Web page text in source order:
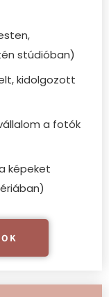
stúdióban)
kidolgozott
a fotók
képeket